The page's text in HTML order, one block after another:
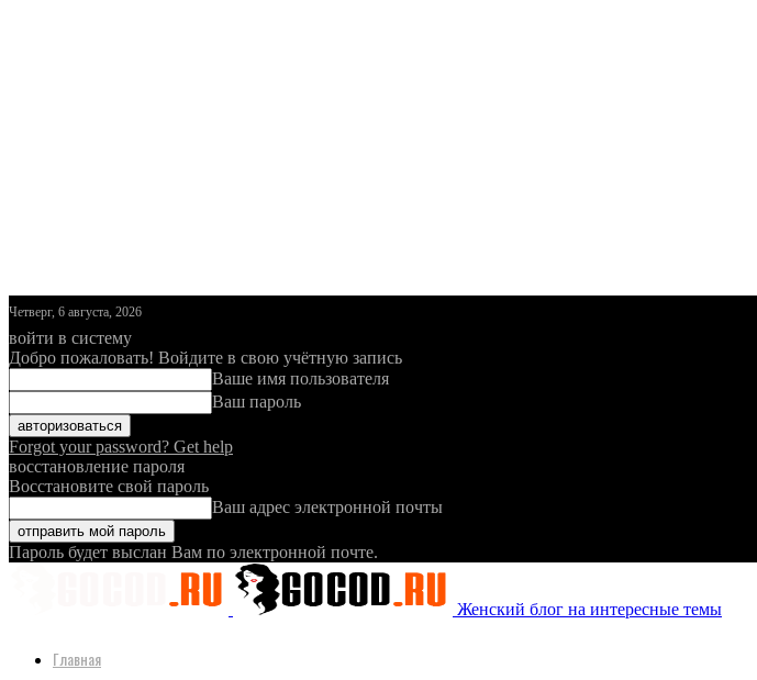
Четверг, 6 августа, 2026
войти в систему
Добро пожаловать! Войдите в свою учётную запись
Ваше имя пользователя
Ваш пароль
Forgot your password? Get help
восстановление пароля
Восстановите свой пароль
Ваш адрес электронной почты
Пароль будет выслан Вам по электронной почте.
Женский блог на интересные темы
Главная